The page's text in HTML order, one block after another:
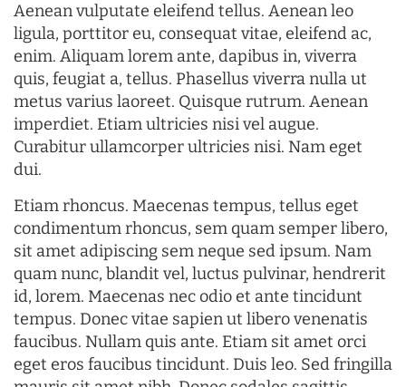
Aenean vulputate eleifend tellus. Aenean leo
ligula, porttitor eu, consequat vitae, eleifend ac,
enim. Aliquam lorem ante, dapibus in, viverra
quis, feugiat a, tellus. Phasellus viverra nulla ut
metus varius laoreet. Quisque rutrum. Aenean
imperdiet. Etiam ultricies nisi vel augue.
Curabitur ullamcorper ultricies nisi. Nam eget
dui.
Etiam rhoncus. Maecenas tempus, tellus eget
condimentum rhoncus, sem quam semper libero,
sit amet adipiscing sem neque sed ipsum. Nam
quam nunc, blandit vel, luctus pulvinar, hendrerit
id, lorem. Maecenas nec odio et ante tincidunt
tempus. Donec vitae sapien ut libero venenatis
faucibus. Nullam quis ante. Etiam sit amet orci
eget eros faucibus tincidunt. Duis leo. Sed fringilla